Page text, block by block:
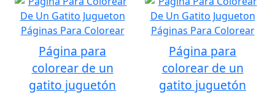
Página para
colorear de un
gatito juguetón
Página para
colorear de un
gatito juguetón